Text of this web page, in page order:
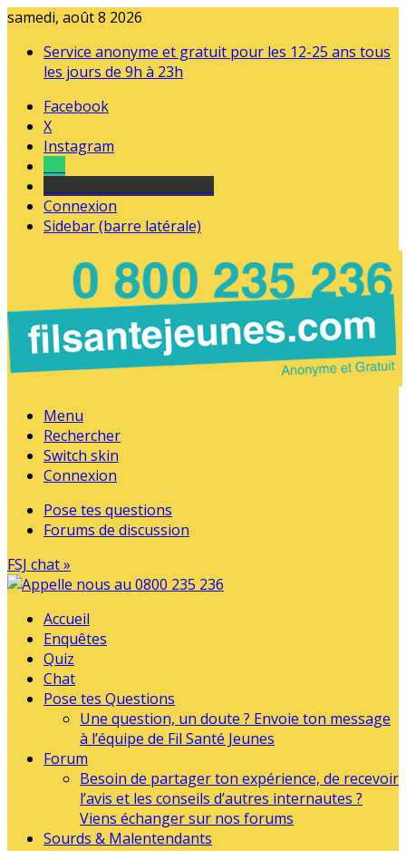
samedi, août 8 2026
Service anonyme et gratuit pour les 12-25 ans tous
les jours de 9h à 23h
Facebook
X
Instagram
Connexion
Sidebar (barre latérale)
Menu
Rechercher
Switch skin
Connexion
Pose tes questions
Forums de discussion
FSJ chat »
Accueil
Enquêtes
Quiz
Chat
Pose tes Questions
Une question, un doute ? Envoie ton message
à l’équipe de Fil Santé Jeunes
Forum
Besoin de partager ton expérience, de recevoir
l’avis et les conseils d’autres internautes ?
Viens échanger sur nos forums
Sourds & Malentendants